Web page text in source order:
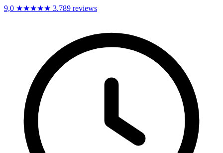
9,0 ★★★★★ 3.789 reviews